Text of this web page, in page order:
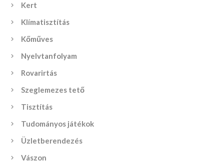
Kert
Klímatisztítás
Kőműves
Nyelvtanfolyam
Rovarirtás
Szeglemezes tető
Tisztítás
Tudományos játékok
Üzletberendezés
Vászon